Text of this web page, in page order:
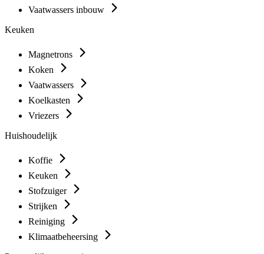
Vaatwassers inbouw
Keuken
Magnetrons
Koken
Vaatwassers
Koelkasten
Vriezers
Huishoudelijk
Koffie
Keuken
Stofzuiger
Strijken
Reiniging
Klimaatbeheersing